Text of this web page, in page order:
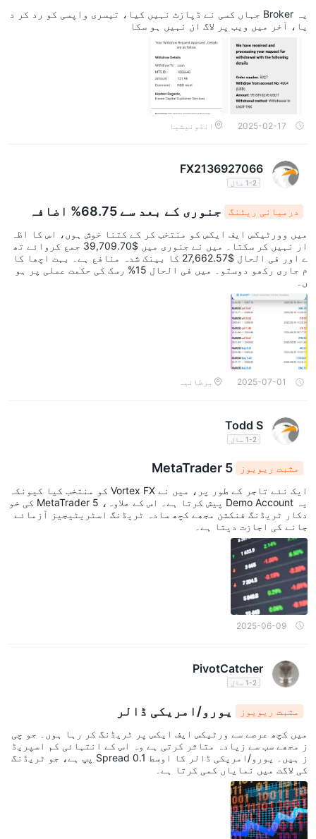
یہ Broker جہاں کسی نے ڈپازٹ نہیں کیا، تیسری واپسی کو رد کر د
یا، آخر میں ویب پر لاگ ان نہیں ہو سکا
2025-02-17 انڈونیشیا
FX2136927066
1-2 سال
درمیانی ریٹنگ جنوری کے بعد سے 68.75% اضافہ
میں وورٹیکس ایف ایکس کو منتخب کر کے کتنا خوش ہوں، اس کا اظہ
ار نہیں کر سکتا۔ میں نے جنوری میں $39,709.70 جمع کروائے تھ
ے اور فی الحال $27,662.57 کا بینک شدہ منافع ہے۔ بہت اچھا کا
م جاری رکھو دوستو۔ میں فی الحال 15% رسک کی حکمت عملی پر ہو
ں۔
2025-07-01 برطانیہ
Todd S
1-2 سال
مثبت ریویوز
ایک نئے تاجر کے طور پر، میں نے Vortex FX کو منتخب کیا کیونکہ
یہ Demo Account پیش کرتا ہے۔ اس کے علاوہ، MetaTrader 5 کی خو
دکار ٹریڈنگ فنکشن مجھے کچھ سادہ ٹریڈنگ اسٹریٹیجیز آزمائے
جانے کی اجازت دیتا ہے۔
2025-06-09
PivotCatcher
1-2 سال
مثبت ریویوز یورو/امریکی ڈالر
میں کچھ عرصے سے ورٹیکس ایف ایکس پر ٹریڈنگ کر رہا ہوں۔ جو چی
ز مجھے سب سے زیادہ متاثر کرتی ہے وہ اس کے انتہائی کم اسپریڈ
ز ہیں۔ یورو/امریکی ڈالر کا اوسط Spread 0.1 پپ ہے، جو ٹریڈنگ
کی لاگت میں نمایاں کمی کرتا ہے۔